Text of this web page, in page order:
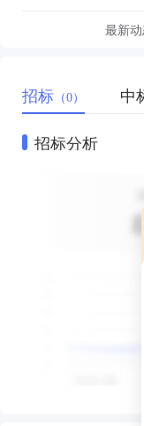
最新动
招标 （0） 中
招标分析